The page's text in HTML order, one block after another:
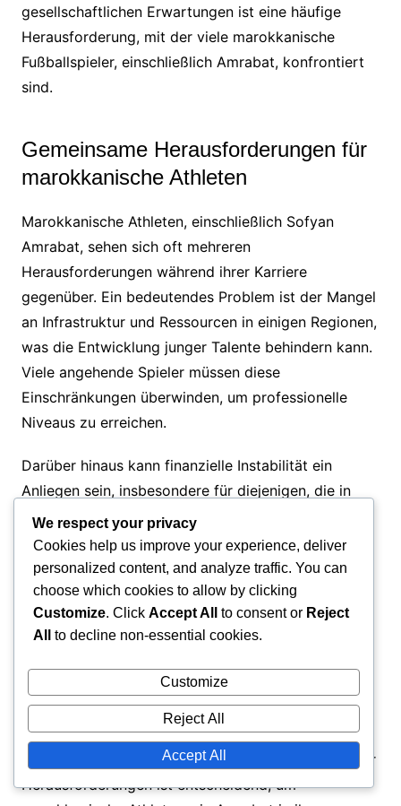
gesellschaftlichen Erwartungen ist eine häufige
Herausforderung, mit der viele marokkanische
Fußballspieler, einschließlich Amrabat, konfrontiert
sind.
Gemeinsame Herausforderungen für
marokkanische Athleten
Marokkanische Athleten, einschließlich Sofyan
Amrabat, sehen sich oft mehreren
Herausforderungen während ihrer Karriere
gegenüber. Ein bedeutendes Problem ist der Mangel
an Infrastruktur und Ressourcen in einigen Regionen,
was die Entwicklung junger Talente behindern kann.
Viele angehende Spieler müssen diese
Einschränkungen überwinden, um professionelle
Niveaus zu erreichen.
Darüber hinaus kann finanzielle Instabilität ein
Anliegen sein, insbesondere für diejenigen, die in
unteren Ligen anfangen. Diese finanzielle
Unsicherheit kann zu Schwierigkeiten beim Training
und beim Zugang zu notwendigen Einrichtungen
führen, was ihr gesamtes Wachstum als Athleten
beeinträchtigt.
enorm sein, da Spieler oft als Vertreter ihres Landes
angesehen werden. Diese Erwartung kann zu Stress
und Angst führen, was die Leistung und das
Wohlbefinden beeinträchtigt. Das Verständnis dieser
Herausforderungen ist entscheidend, um
We respect your privacy
Cookies help us improve your experience, deliver
personalized content, and analyze traffic. You can
choose which cookies to allow by clicking
Customize. Click Accept All to consent or Reject
All
to decline non-essential cookies.
Customize
Reject All
Accept All